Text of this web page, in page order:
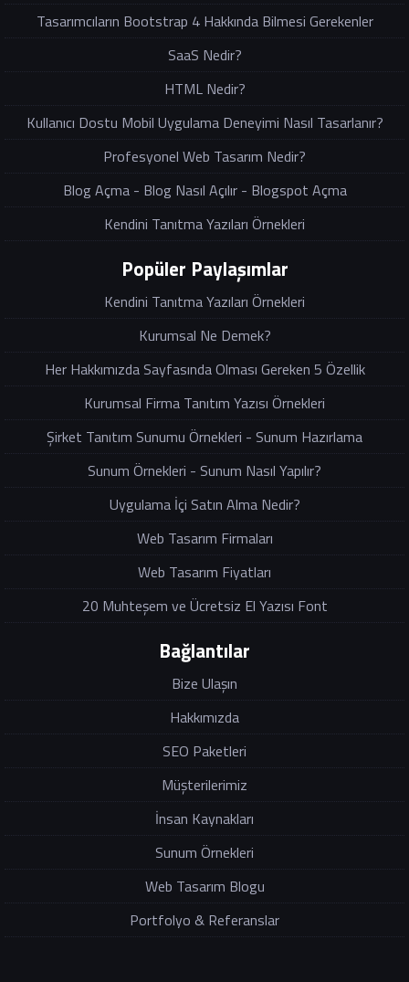
Tasarımcıların Bootstrap 4 Hakkında Bilmesi Gerekenler
SaaS Nedir?
HTML Nedir?
Kullanıcı Dostu Mobil Uygulama Deneyimi Nasıl Tasarlanır?
Profesyonel Web Tasarım Nedir?
Blog Açma - Blog Nasıl Açılır - Blogspot Açma
Kendini Tanıtma Yazıları Örnekleri
Popüler Paylaşımlar
Kendini Tanıtma Yazıları Örnekleri
Kurumsal Ne Demek?
Her Hakkımızda Sayfasında Olması Gereken 5 Özellik
Kurumsal Firma Tanıtım Yazısı Örnekleri
Şirket Tanıtım Sunumu Örnekleri - Sunum Hazırlama
Sunum Örnekleri - Sunum Nasıl Yapılır?
Uygulama İçi Satın Alma Nedir?
Web Tasarım Firmaları
Web Tasarım Fiyatları
20 Muhteşem ve Ücretsiz El Yazısı Font
Bağlantılar
Bize Ulaşın
Hakkımızda
SEO Paketleri
Müşterilerimiz
İnsan Kaynakları
Sunum Örnekleri
Web Tasarım Blogu
Portfolyo & Referanslar